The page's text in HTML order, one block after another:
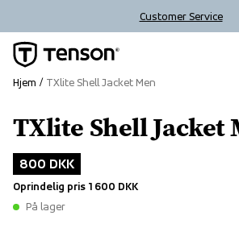
Customer Service
TXlite Shell Jacket
800 DKK
Oprindelig pris 1 600 DKK
På lager
Hjem TXlite Shell Jacket Men
Outlet